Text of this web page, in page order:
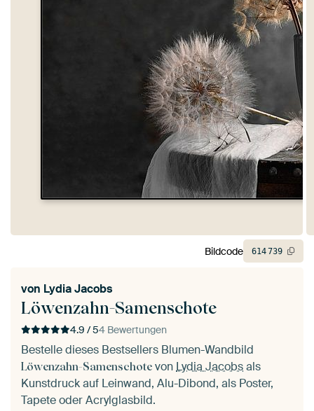
Löwenzahn-Samenschote
von Lydia Jacobs
4.9 / 54 Bewertungen
Bestelle dieses Bestsellers Blumen-Wandbild
Löwenzahn-Samenschote vonLydia Jacobsals
Kunstdruck auf Leinwand, Alu-Dibond, als Poster,
Tapete oder Acrylglasbild.
Bildcode 614739